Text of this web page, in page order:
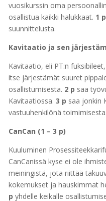
vuosikurssin oma
osallistua kaikki halukkaat. 1
suunnittelusta.
Kavitaatio ja sen
Kavitaatio, eli PT:n
itse järjestämät suuret
osallistumisesta. 2 p saa
Kavitaatiossa.3 p saa jonkin
vastuuhenkilönä toimimisesta.
CanCan (1 – 3 p)
Kuuluminen
CanCanissä kyse ei ole
meiningistä, jota riittää
kokemukset ja hauskimmat
pyhdelle keikalle